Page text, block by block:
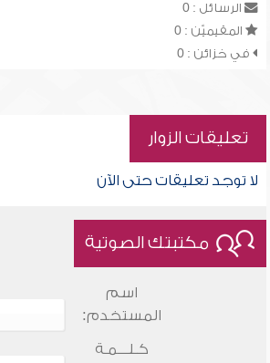
الرسائل : 0
المقيميّن : 0
في خزائن : 0
تعليقات الزوار
لا توجد تعليقات حتى الآن
مكتبتك الصوتية
اسم
المستخدم:
كـلـــمـة